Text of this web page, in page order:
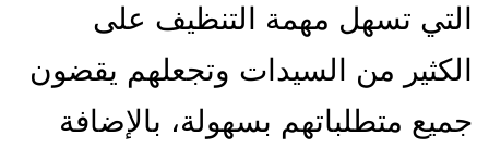
التي تسهل مهمة التنظيف على
الكثير من السيدات وتجعلهم يقضون
جميع متطلباتهم بسهولة، بالإضافة